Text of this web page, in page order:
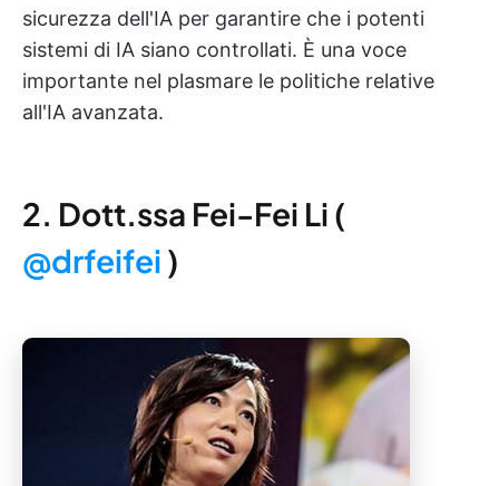
sicurezza dell'IA per garantire che i potenti
sistemi di IA siano controllati. È una voce
importante nel plasmare le politiche relative
all'IA avanzata.
2. Dott.ssa Fei-Fei Li (
@drfeifei )